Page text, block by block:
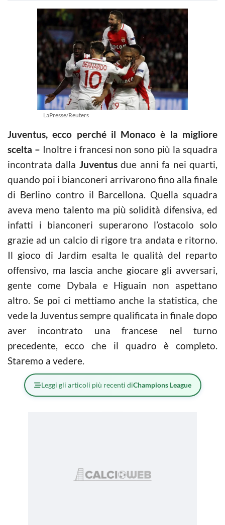
LaPresse/Reuters
Juventus, ecco perché il Monaco è la migliore
scelta – Inoltre i francesi non sono più la squadra
incontrata dalla Juventusdue anni fa nei quarti,
quando poi i bianconeri arrivarono fino alla finale
di Berlino contro il Barcellona. Quella squadra
aveva meno talento ma più solidità difensiva, ed
infatti i bianconeri superarono l’ostacolo solo
grazie ad un calcio di rigore tra andata e ritorno.
Il gioco di Jardim esalta le qualità del reparto
offensivo, ma lascia anche giocare gli avversari,
gente come Dybala e Higuain non aspettano
altro. Se poi ci mettiamo anche la statistica, che
vede la Juventus sempre qualificata in finale dopo
aver incontrato una francese nel turno
precedente, ecco che il quadro è completo.
Staremo a vedere.
Leggi gli articoli più recenti diChampions League